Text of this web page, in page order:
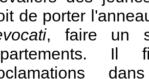
de porter
, faire un
Il